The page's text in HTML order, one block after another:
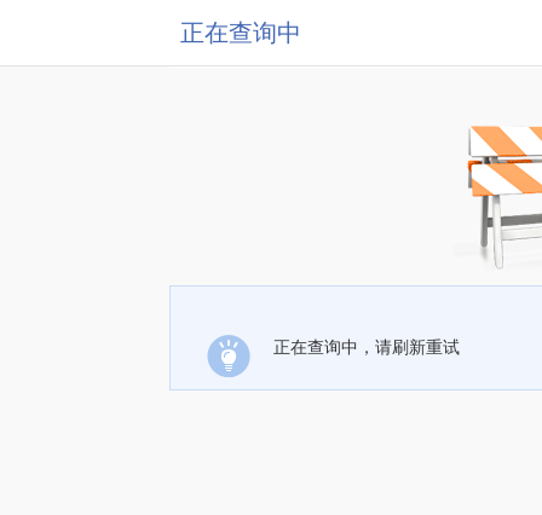
正在查询中
正在查询中，请刷新重试